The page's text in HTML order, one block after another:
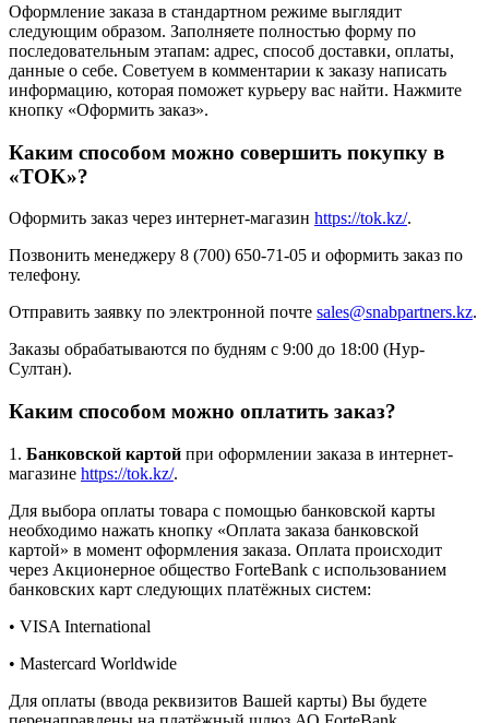
Оформление заказа в стандартном режиме выглядит
следующим образом. Заполняете полностью форму по
последовательным этапам: адрес, способ доставки, оплаты,
данные о себе. Советуем в комментарии к заказу написать
информацию, которая поможет курьеру вас найти. Нажмите
кнопку «Оформить заказ».
Каким способом можно совершить покупку в
«TOK»?
Оформить заказ через интернет-магазин https://tok.kz/.
Позвонить менеджеру 8 (700) 650-71-05 и оформить заказ по
телефону.
Отправить заявку по электронной почте sales@snabpartners.kz.
Заказы обрабатываются по будням с 9:00 до 18:00 (Нур-
Султан).
Каким способом можно оплатить заказ?
1. Банковской картой при оформлении заказа в интернет-
магазине https://tok.kz/.
Для выбора оплаты товара с помощью банковской карты
необходимо нажать кнопку «Оплата заказа банковской
картой» в момент оформления заказа. Оплата происходит
через Акционерное общество ForteBank с использованием
банковских карт следующих платёжных систем:
• VISA International
• Mastercard Worldwide
Для оплаты (ввода реквизитов Вашей карты) Вы будете